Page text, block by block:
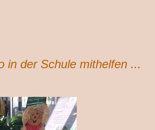
in der Schule mithelfen ...